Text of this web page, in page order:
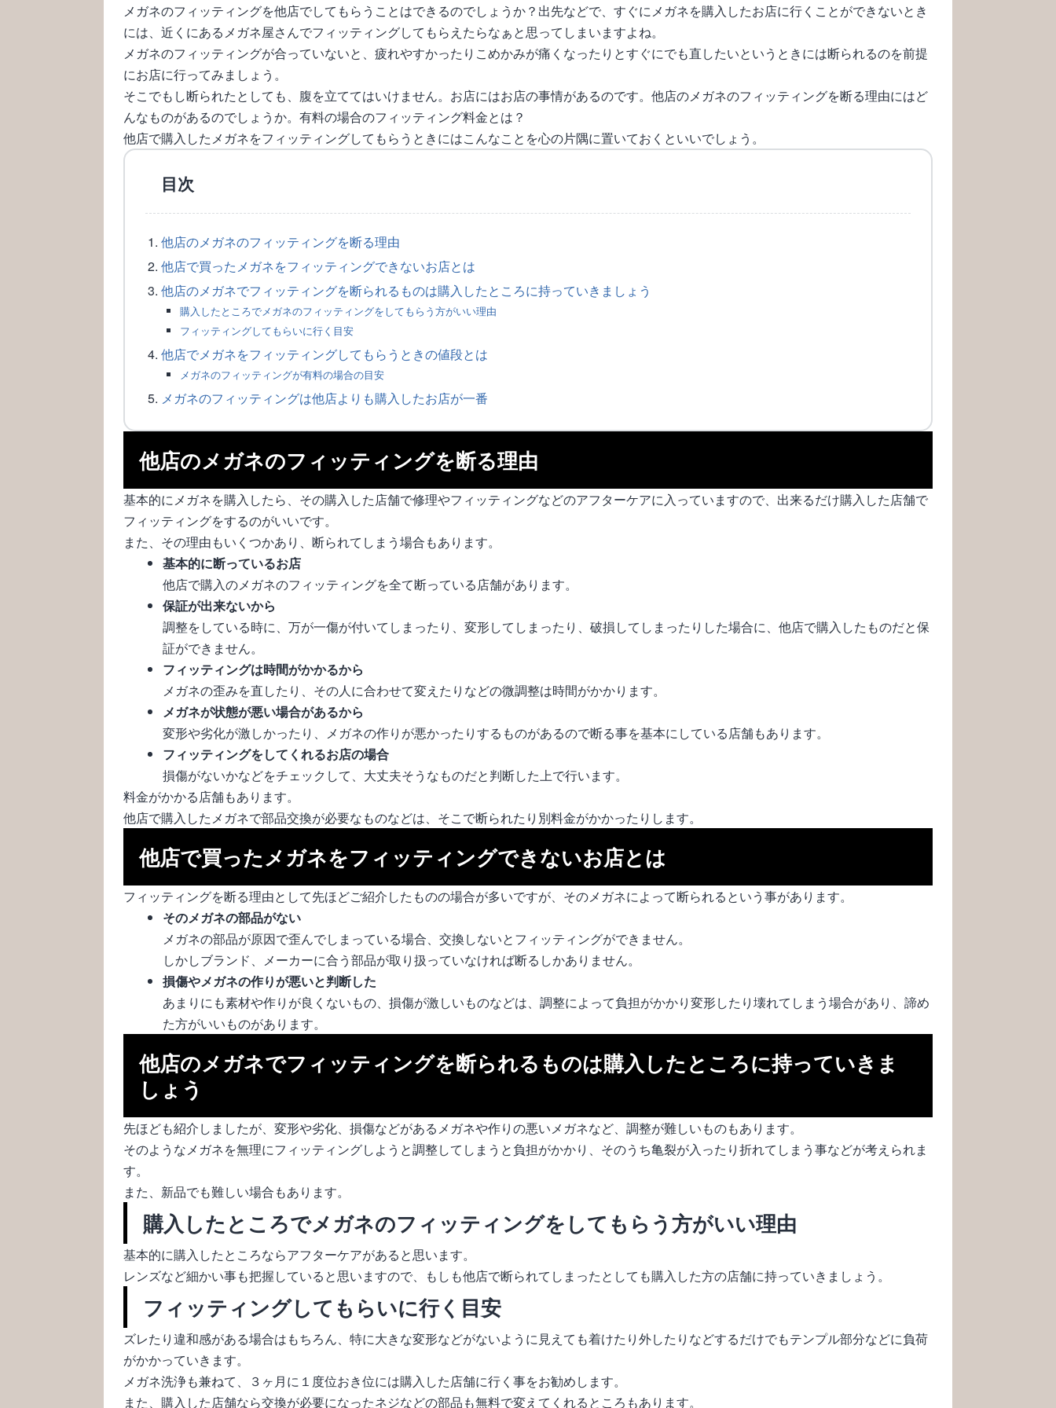
メガネのフィッティングを他店でしてもらうことはできるのでしょうか？出先などで、すぐにメガネを購入したお店に行くことができないとき
には、近くにあるメガネ屋さんでフィッティングしてもらえたらなぁと思ってしまいますよね。
メガネのフィッティングが合っていないと、疲れやすかったりこめかみが痛くなったりとすぐにでも直したいというときには断られるのを前提
にお店に行ってみましょう。
そこでもし断られたとしても、腹を立ててはいけません。お店にはお店の事情があるのです。他店のメガネのフィッティングを断る理由にはど
んなものがあるのでしょうか。有料の場合のフィッティング料金とは？
他店で購入したメガネをフィッティングしてもらうときにはこんなことを心の片隅に置いておくといいでしょう。
目次
他店のメガネのフィッティングを断る理由
他店で買ったメガネをフィッティングできないお店とは
他店のメガネでフィッティングを断られるものは購入したところに持っていきましょう
購入したところでメガネのフィッティングをしてもらう方がいい理由
フィッティングしてもらいに行く目安
他店でメガネをフィッティングしてもらうときの値段とは
メガネのフィッティングが有料の場合の目安
メガネのフィッティングは他店よりも購入したお店が一番
他店のメガネのフィッティングを断る理由
基本的にメガネを購入したら、その購入した店舗で修理やフィッティングなどのアフターケアに入っていますので、出来るだけ購入した店舗で
フィッティングをするのがいいです。
また、その理由もいくつかあり、断られてしまう場合もあります。
基本的に断っているお店
他店で購入のメガネのフィッティングを全て断っている店舗があります。
保証が出来ないから
調整をしている時に、万が一傷が付いてしまったり、変形してしまったり、破損してしまったりした場合に、他店で購入したものだと保
証ができません。
フィッティングは時間がかかるから
メガネの歪みを直したり、その人に合わせて変えたりなどの微調整は時間がかかります。
メガネが状態が悪い場合があるから
変形や劣化が激しかったり、メガネの作りが悪かったりするものがあるので断る事を基本にしている店舗もあります。
フィッティングをしてくれるお店の場合
損傷がないかなどをチェックして、大丈夫そうなものだと判断した上で行います。
料金がかかる店舗もあります。
他店で購入したメガネで部品交換が必要なものなどは、そこで断られたり別料金がかかったりします。
他店で買ったメガネをフィッティングできないお店とは
フィッティングを断る理由として先ほどご紹介したものの場合が多いですが、そのメガネによって断られるという事があります。
そのメガネの部品がない
メガネの部品が原因で歪んでしまっている場合、交換しないとフィッティングができません。
しかしブランド、メーカーに合う部品が取り扱っていなければ断るしかありません。
損傷やメガネの作りが悪いと判断した
あまりにも素材や作りが良くないもの、損傷が激しいものなどは、調整によって負担がかかり変形したり壊れてしまう場合があり、諦め
た方がいいものがあります。
他店のメガネでフィッティングを断られるものは購入したところに持っていきま
しょう
先ほども紹介しましたが、変形や劣化、損傷などがあるメガネや作りの悪いメガネなど、調整が難しいものもあります。
そのようなメガネを無理にフィッティングしようと調整してしまうと負担がかかり、そのうち亀裂が入ったり折れてしまう事などが考えられま
す。
また、新品でも難しい場合もあります。
購入したところでメガネのフィッティングをしてもらう方がいい理由
基本的に購入したところならアフターケアがあると思います。
レンズなど細かい事も把握していると思いますので、もしも他店で断られてしまったとしても購入した方の店舗に持っていきましょう。
フィッティングしてもらいに行く目安
ズレたり違和感がある場合はもちろん、特に大きな変形などがないように見えても着けたり外したりなどするだけでもテンプル部分などに負荷
がかかっていきます。
メガネ洗浄も兼ねて、３ヶ月に１度位おき位には購入した店舗に行く事をお勧めします。
また、購入した店舗なら交換が必要になったネジなどの部品も無料で変えてくれるところもあります。